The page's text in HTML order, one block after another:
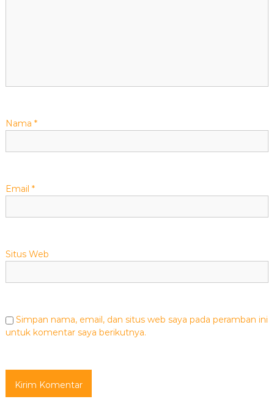
Nama *
Email *
Situs Web
Simpan nama, email, dan situs web saya pada peramban ini
untuk komentar saya berikutnya.